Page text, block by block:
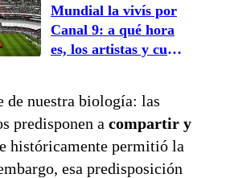
Mundial la vivís por
Canal 9: a qué hora
es, los artistas y cuál
de nuestra biología: las
predisponen a compartir y
históricamente permitió la
esa predisposición